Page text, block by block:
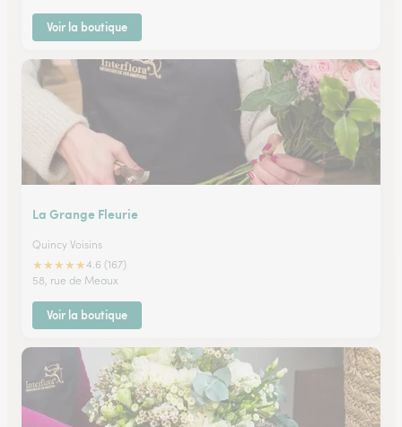
Voir la boutique
La Grange Fleurie
Quincy Voisins
★★★★★4.6 (167)
58, rue de Meaux
Voir la boutique